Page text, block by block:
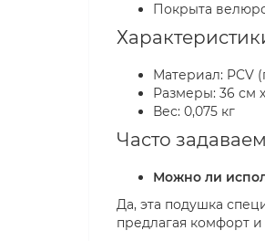
Покрыта
Материал: PCV
Размеры: 36 см
Вес: 0,075 кг
Часто
Можно ли
Да, эта подушка
предлагая комфорт и